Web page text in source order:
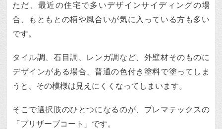
ただ、最近の住宅で多いデザインサイディングの場
合、もともとの柄や風合いが気に入っている方も多い
です。
タイル調、石目調、レンガ調など、外壁材そのものに
デザインがある場合、普通の色付き塗料で塗ってしま
うと、その模様は見えにくくなってしまいます。
そこで選択肢のひとつになるのが、プレマテックスの
「プリザーブコート」です。